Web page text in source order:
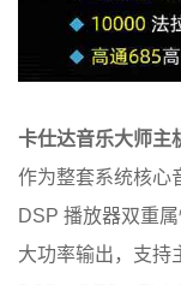
卡仕达音乐大师主
作为整套系统核心
DSP 播放器双重
大功率输出，支持